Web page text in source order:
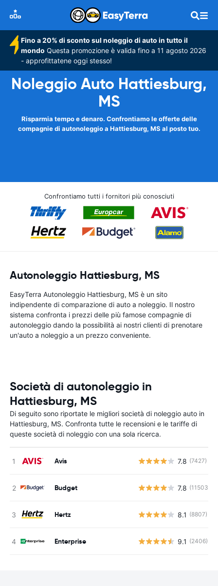
Fino a 20% di sconto sul noleggio di auto in tutto il
mondo Questa promozione è valida fino a 11 agosto 2026
- approfittatene oggi stesso!
Noleggio Auto Hattiesburg,
MS
Risparmia tempo e denaro. Confrontiamo le offerte delle
compagnie di autonoleggio a Hattiesburg, MS al posto tuo.
Confrontiamo tutti i fornitori più conosciuti
Autonoleggio Hattiesburg, MS
EasyTerra Autonoleggio Hattiesburg, MS è un sito
indipendente di comparazione di auto a noleggio. Il nostro
sistema confronta i prezzi delle più famose compagnie di
autonoleggio dando la possibilità ai nostri clienti di prenotare
un'auto a noleggio a un prezzo conveniente.
Società di autonoleggio in
Hattiesburg, MS
Di seguito sono riportate le migliori società di noleggio auto in
Hattiesburg, MS. Confronta tutte le recensioni e le tariffe di
queste società di noleggio con una sola ricerca.
Avis 7.8 (7427)
Budget 7.8 (11503)
Hertz 8.1 (8807)
Enterprise 9.1 (2406)